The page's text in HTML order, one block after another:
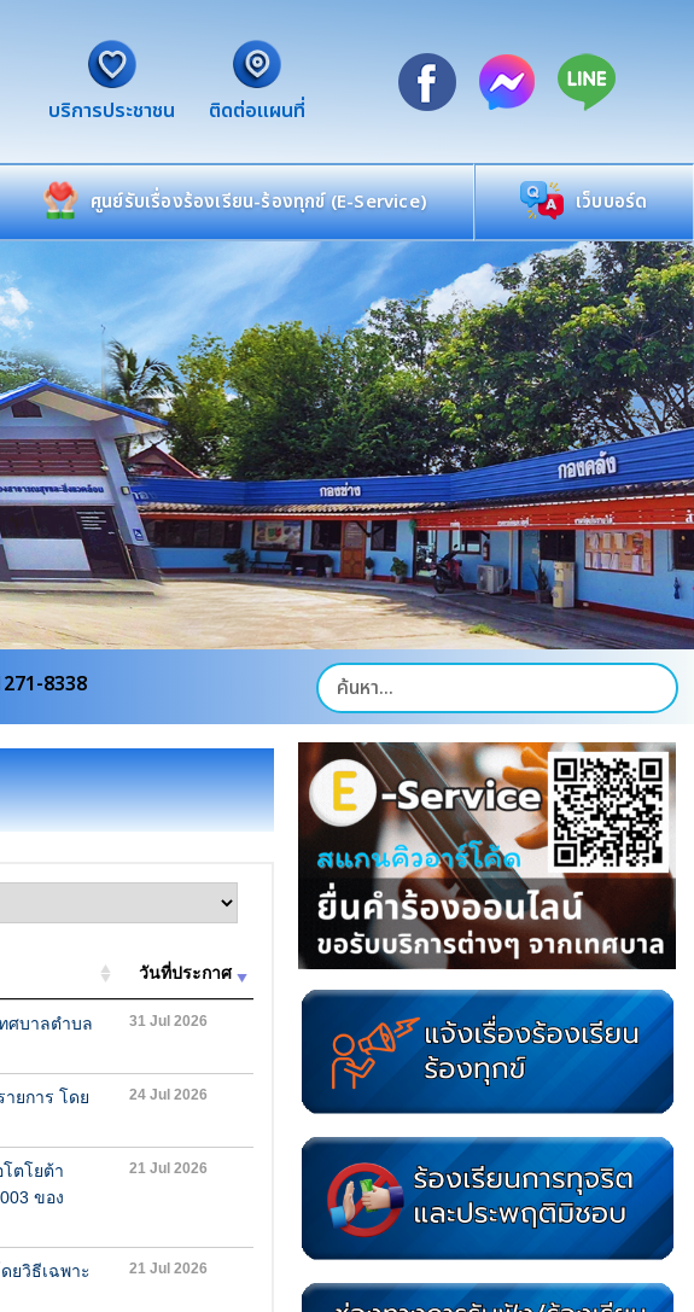
บริการประชาชน ติดต่อแผนที่
ศูนย์รับเรื่องร้องเรียน-ร้องทุกข์ (E-Service) เว็บบอร์ด